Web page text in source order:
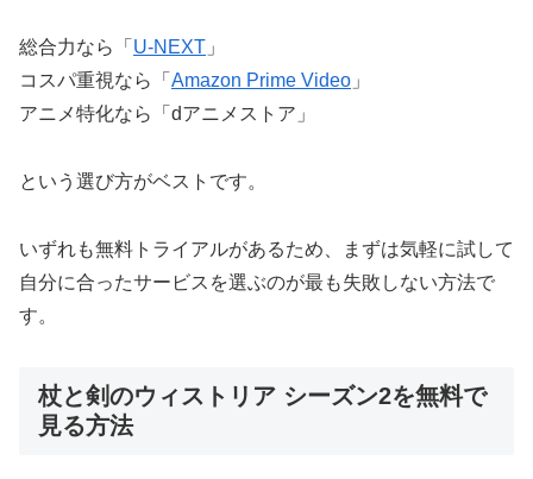
総合力なら「 U-NEXT 」
コスパ重視なら「 Amazon Prime Video 」
アニメ特化なら「dアニメストア」
という選び方がベストです。
いずれも無料トライアルがあるため、まずは気軽に試して
自分に合ったサービスを選ぶのが最も失敗しない方法で
す。
杖と剣のウィストリア シーズン2を無料で
見る方法